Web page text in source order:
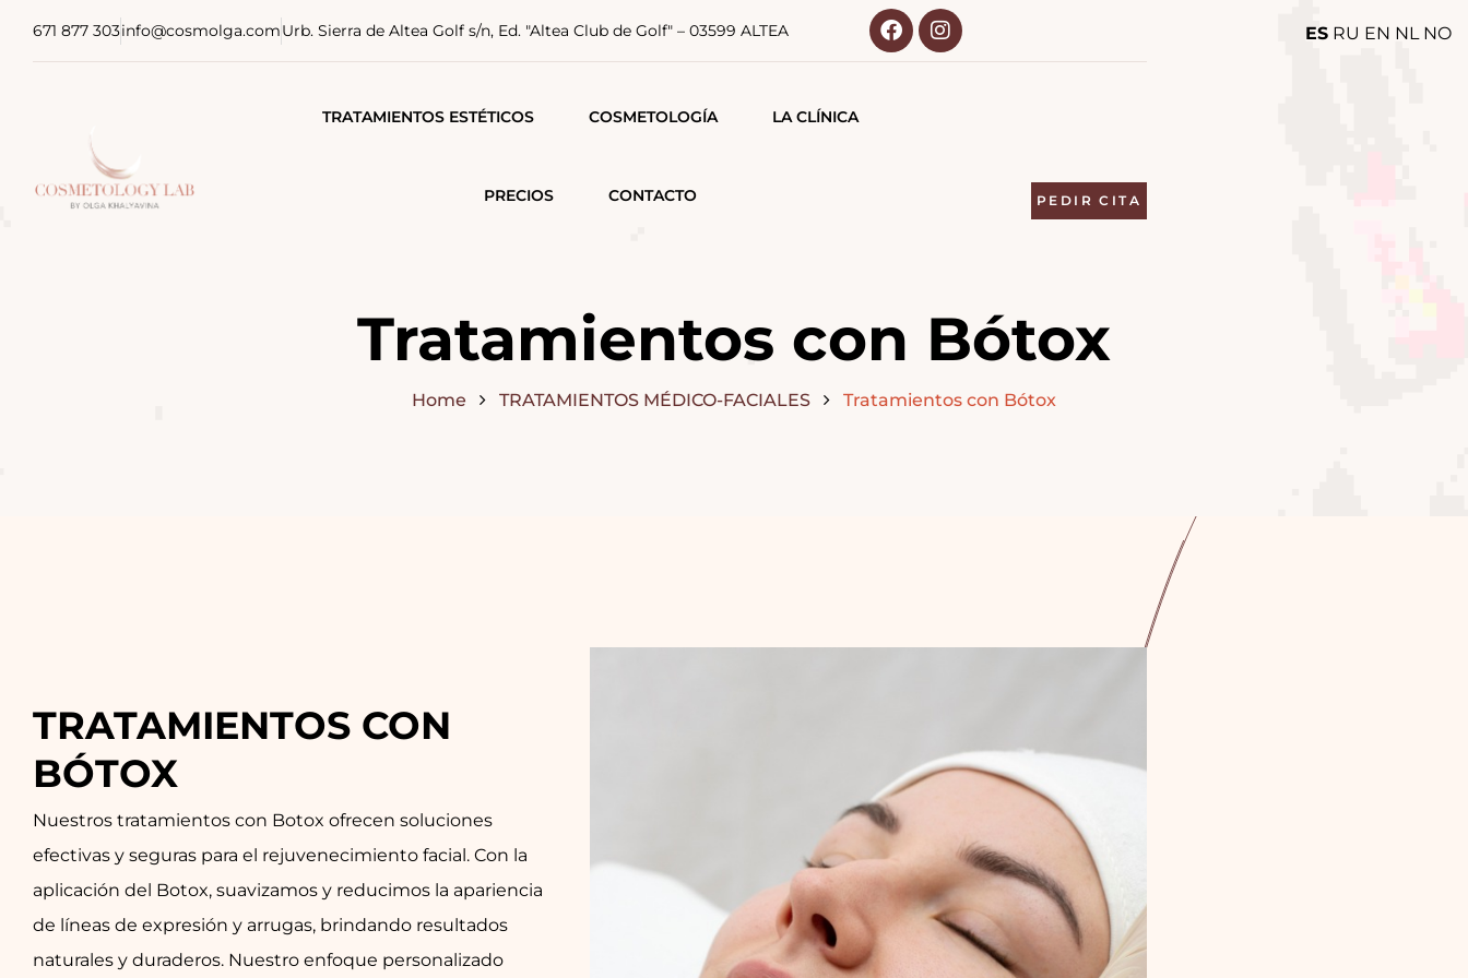
671 877 303info@cosmolga.comUrb. Sierra de Altea Golf s/n, Ed. "Altea Club de Golf" – 03599 ALTEA
TRATAMIENTOS ESTÉTICOS
FISIOTERAPIA
COSMETOLOGÍA LA CLÍNICA
PRECIOS CONTACTO PEDIR CITA
Tratamientos con Bótox
Home TRATAMIENTOS MÉDICO-FACIALES Tratamientos con Bótox
TRATAMIENTOS CON
BÓTOX
Nuestros tratamientos con Botox ofrecen soluciones
efectivas y seguras para el rejuvenecimiento facial. Con la
aplicación del Botox, suavizamos y reducimos la apariencia
de líneas de expresión y arrugas, brindando resultados
naturales y duraderos. Nuestro enfoque personalizado
ES RU EN NL NO